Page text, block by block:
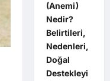
(Anemi)
Nedir?
Belirtileri,
Nedenleri,
Doğal
Destekleyi